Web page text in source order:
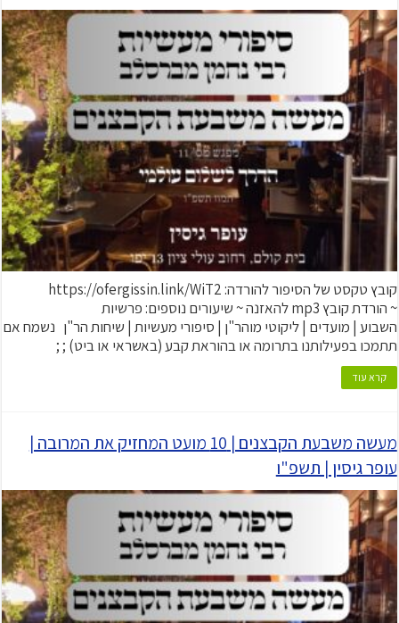
קובץ טקסט של הסיפור להורדה: https://ofergissin.link/WiT2
~ הורדת קובץ mp3 להאזנה ~ שיעורים נוספים: פרשיות
השבוע | מועדים | ליקוטי מוהר"ן | סיפורי מעשיות | שיחות הר"ן נשמח אם
תתמכו בפעילותנו בתרומה או בהוראת קבע (באשראי או ביט) ; ;
קרא עוד
מעשה משבעת הקבצנים | 10 מועט המחזיק את המרובה |
עופר גיסין | תשפ"ו